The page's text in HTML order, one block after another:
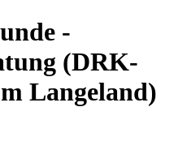
-
(DRK-
Langeland)